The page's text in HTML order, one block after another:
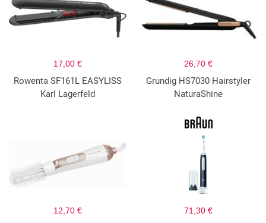
17,00 €
Rowenta SF161L EASYLISS
Karl Lagerfeld
26,70 €
Grundig HS7030 Hairstyler
NaturaShine
12,70 € 71,30 €